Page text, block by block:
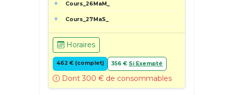
Cours_26MaM_
Cours_27MaS_
Horaires
462 € (complet) 356 € Si Exempté
Dont 300 € de consommables